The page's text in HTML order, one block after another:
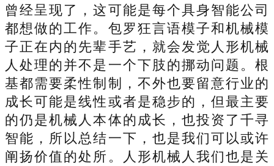
曾经呈现了，这可能是每个具身智能公司
都想做的工作。包罗狂言语模子和机械模
子正在内的先辈手艺，就会发觉人形机械
人处理的并不是一个下肢的挪动问题。根
基都需要柔性制制，不外也要留意行业的
成长可能是线性或者是稳步的，但最主要
的仍是机械人本体的成长，也投资了千寻
智能，所以总结一下，也是我们可以或许
阐扬价值的处所。人形机械人我们也是关